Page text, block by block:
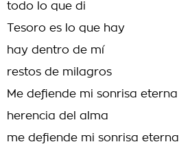
todo lo que di
Tesoro es lo que hay
hay dentro de mí
restos de milagros
Me defiende mi sonrisa eterna
herencia del alma
me defiende mi sonrisa eterna